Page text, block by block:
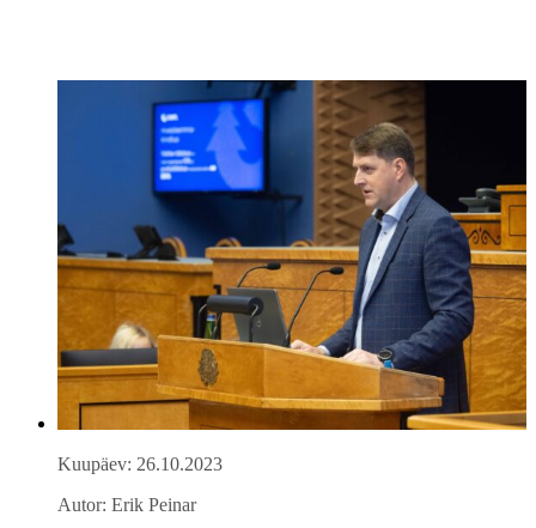
Kuupäev: 26.10.2023
Autor: Erik Peinar